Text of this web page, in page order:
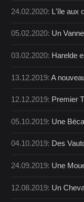
24.02.2020: L'île aux
05.02.2020: Un
03.02.2020: Harelde
13.12.2019:A
12.12.2019: Premier
05.10.2019: Une
04.10.2019: Des
24.09.2019: Une
12.08.2019: Un